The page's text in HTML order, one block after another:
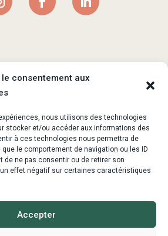
le consentement aux
nous utilisons des technologies
stocker et/ou accéder aux informations des
à ces technologies nous permettra de
le comportement de navigation ou les ID
de ne pas consentir ou de retirer son
effet négatif sur certaines caractéristiques
Accepter
un chemin de
par le corps,
coeur et la terre.